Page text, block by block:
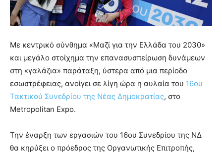
Με κεντρικό σύνθημα «Μαζί για την Ελλάδα του 2030»
και μεγάλο στοίχημα την επανασυσπείρωση δυνάμεων
στη «γαλάζια» παράταξη, ύστερα από μια περίοδο
εσωστρέφειας, ανοίγει σε λίγη ώρα η αυλαία του 16ου
Τακτικού Συνεδρίου της Νέας Δημοκρατίας, στο
Metropolitan Expo.
Την έναρξη των εργασιών του 16ου Συνεδρίου της ΝΔ
θα κηρύξει ο πρόεδρος της Οργανωτικής Επιτροπής,